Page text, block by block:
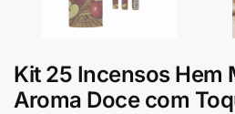
Kit 25 Incensos Hem
Aroma Doce com